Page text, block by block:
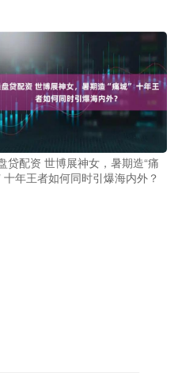
贷配资 世博展神女，暑期造“痛
十年王者如何同时引爆海内外？